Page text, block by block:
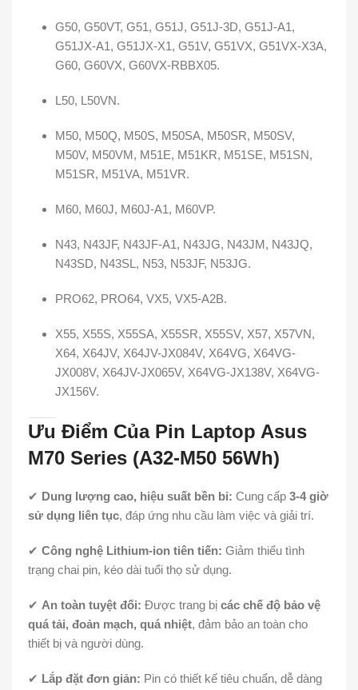
G50, G50VT, G51, G51J, G51J-3D, G51J-A1,
G51JX-A1, G51JX-X1, G51V, G51VX, G51VX-X3A,
G60, G60VX, G60VX-RBBX05.
L50, L50VN.
M50, M50Q, M50S, M50SA, M50SR, M50SV,
M50V, M50VM, M51E, M51KR, M51SE, M51SN,
M51SR, M51VA, M51VR.
M60, M60J, M60J-A1, M60VP.
N43, N43JF, N43JF-A1, N43JG, N43JM, N43JQ,
N43SD, N43SL, N53, N53JF, N53JG.
PRO62, PRO64, VX5, VX5-A2B.
X55, X55S, X55SA, X55SR, X55SV, X57, X57VN,
X64, X64JV, X64JV-JX084V, X64VG, X64VG-
JX008V, X64JV-JX065V, X64VG-JX138V, X64VG-
JX156V.
Ưu Điểm Của Pin Laptop Asus
M70 Series (A32-M50 56Wh)
✔ Dung lượng cao, hiệu suất bền bỉ: Cung cấp 3-4 giờ
sử dụng liên tục, đáp ứng nhu cầu làm việc và giải trí.
✔ Công nghệ Lithium-ion tiên tiến: Giảm thiểu tình
trạng chai pin, kéo dài tuổi thọ sử dụng.
✔ An toàn tuyệt đối: Được trang bị các chế độ bảo vệ
quá tải, đoản mạch, quá nhiệt, đảm bảo an toàn cho
thiết bị và người dùng.
✔ Lắp đặt đơn giản: Pin có thiết kế tiêu chuẩn, dễ dàng